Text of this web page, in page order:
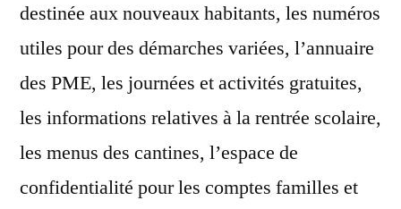
destinée aux nouveaux habitants, les numéros
utiles pour des démarches variées, l’annuaire
des PME, les journées et activités gratuites,
les informations relatives à la rentrée scolaire,
les menus des cantines, l’espace de
confidentialité pour les comptes familles et